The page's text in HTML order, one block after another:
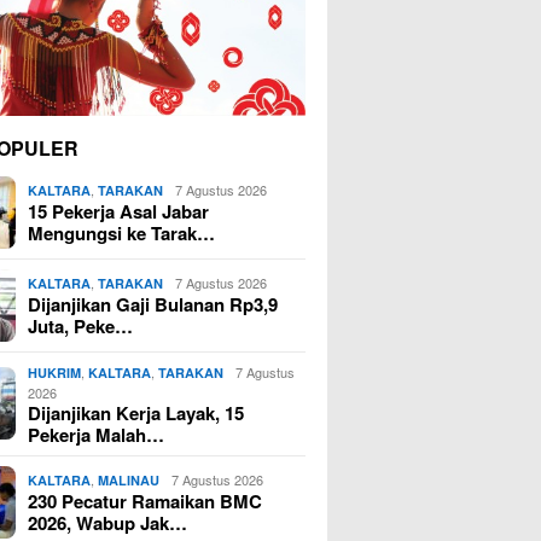
KALTARA ,TARAKAN 7 Agustus 2026
15 Pekerja Asal Jabar
Mengungsi ke Tarak…
KALTARA ,TARAKAN 7 Agustus 2026
Dijanjikan Gaji Bulanan Rp3,9
Juta, Peke…
HUKRIM ,KALTARA ,TARAKAN
7 Agustus
2026
Dijanjikan Kerja Layak, 15
Pekerja Malah…
KALTARA ,MALINAU 7 Agustus 2026
230 Pecatur Ramaikan BMC
2026, Wabup Jak…